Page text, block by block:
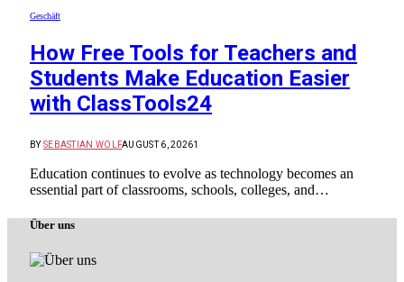
Geschäft
How Free Tools for Teachers and
Students Make Education Easier
with ClassTools24
BY SEBASTIAN WOLFAUGUST 6, 20261
Education continues to evolve as technology becomes an
essential part of classrooms, schools, colleges, and…
Über uns